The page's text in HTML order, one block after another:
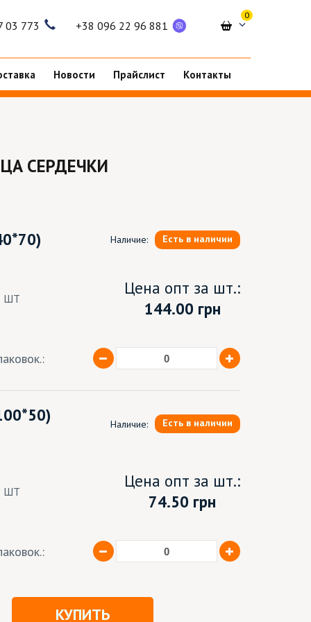
03 773 +38 096 22 96 881
0
Новости Прайслист Контакты
СЕРДЕЧКИ
Наличие: Есть в наличии
ШТ
Цена опт за шт.:
144.00 грн
Наличие: Есть в наличии
ШТ
Цена опт за шт.:
74.50 грн
КУПИТЬ